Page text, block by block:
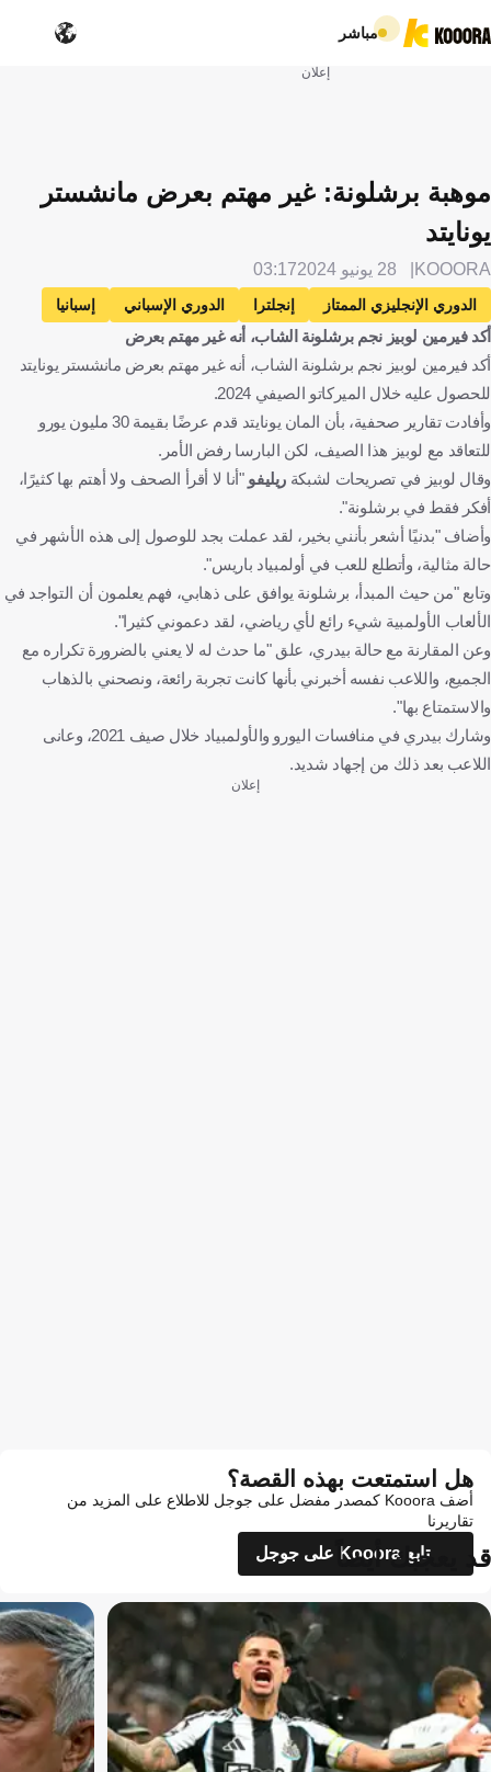
مباشر
إعلان
موهبة برشلونة: غير مهتم بعرض مانشستر
يونايتد
KOOORA 28 يونيو 2024 03:17
الدوري الإنجليزي الممتاز إنجلترا الدوري الإسباني
إسبانيا
مانشستر يونايتد
برشلونة فيرمين لوبيز
كرة قدم
أكد فيرمين لوبيز نجم برشلونة الشاب، أنه غير مهتم بعرض
أكد فيرمين لوبيز نجم برشلونة الشاب، أنه غير مهتم بعرض مانشستر يونايتد
للحصول عليه خلال الميركاتو الصيفي 2024.
وأفادت تقارير صحفية، بأن المان يونايتد قدم عرضًا بقيمة 30 مليون يورو
للتعاقد مع لوبيز هذا الصيف، لكن البارسا رفض الأمر.
وقال لوبيز في تصريحات لشبكة ريليفو"أنا لا أقرأ الصحف ولا أهتم بها كثيرًا،
أفكر فقط في برشلونة".
وأضاف "بدنيًا أشعر بأنني بخير، لقد عملت بجد للوصول إلى هذه الأشهر في
حالة مثالية، وأتطلع للعب في أولمبياد باريس".
وتابع "من حيث المبدأ، برشلونة يوافق على ذهابي، فهم يعلمون أن التواجد في
الألعاب الأولمبية شيء رائع لأي رياضي، لقد دعموني كثيرا".
وعن المقارنة مع حالة بيدري، علق "ما حدث له لا يعني بالضرورة تكراره مع
الجميع، واللاعب نفسه أخبرني بأنها كانت تجربة رائعة، ونصحني بالذهاب
والاستمتاع بها".
وشارك بيدري في منافسات اليورو والأولمبياد خلال صيف 2021، وعانى
اللاعب بعد ذلك من إجهاد شديد.
إعلان
هل استمتعت بهذه القصة؟
أضف Kooora كمصدر مفضل على جوجل للاطلاع على المزيد من
تقاريرنا
تابع Kooora على جوجل
قد يعجبك أيضاً